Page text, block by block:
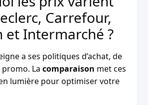
Carrefour,
et Intermarché ?
a ses politiques d’achat, de
La comparaison met ces
lumière pour optimiser votre